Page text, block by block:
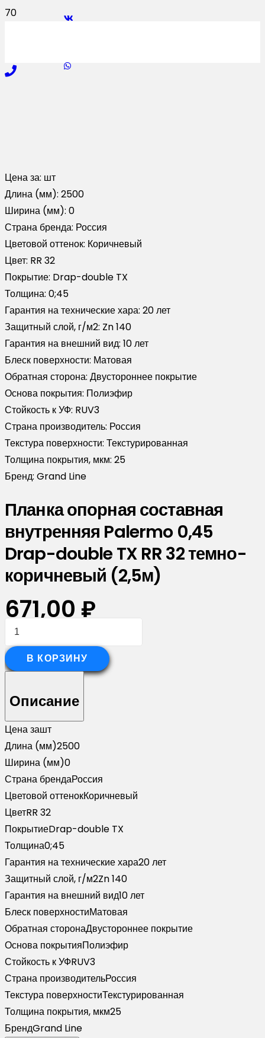
Цена за: шт
Длина (мм): 2500
Ширина (мм): 0
Страна бренда: Россия
Цветовой оттенок: Коричневый
Цвет: RR 32
Покрытие: Drap-double TX
Толщина: 0;45
Гарантия на технические хара: 20 лет
Защитный слой, г/м2: Zn 140
Гарантия на внешний вид: 10 лет
Блеск поверхности: Матовая
Обратная сторона: Двустороннее покрытие
Основа покрытия: Полиэфир
Стойкость к УФ: RUV3
Страна производитель: Россия
Текстура поверхности: Текстурированная
Толщина покрытия, мкм: 25
Бренд: Grand Line
Планка опорная составная
внутренняя Palermo 0,45
Drap-double TX RR 32 темно-
коричневый (2,5м)
671,00 ₽
Количество
Планка
опорная
внутренняя
Palermo
0,45
Drap-
double
TX
RR
32
темно-
коричневый
(2,5м)
В КОРЗИНУ
Описание
Цена зашт
Длина (мм)2500
Ширина (мм)0
Страна брендаРоссия
Цветовой оттенокКоричневый
ЦветRR 32
ПокрытиеDrap-double TX
Толщина0;45
Гарантия на технические хара20 лет
Защитный слой, г/м2Zn 140
Гарантия на внешний вид10 лет
Блеск поверхностиМатовая
Обратная сторонаДвустороннее покрытие
Основа покрытияПолиэфир
Стойкость к УФRUV3
Страна производительРоссия
Текстура поверхностиТекстурированная
Толщина покрытия, мкм25
БрендGrand Line